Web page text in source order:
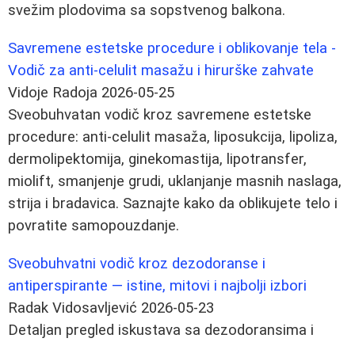
svežim plodovima sa sopstvenog balkona.
Savremene estetske procedure i oblikovanje tela -
Vodič za anti-celulit masažu i hirurške zahvate
Vidoje Radoja 2026-05-25
Sveobuhvatan vodič kroz savremene estetske
procedure: anti-celulit masaža, liposukcija, lipoliza,
dermolipektomija, ginekomastija, lipotransfer,
miolift, smanjenje grudi, uklanjanje masnih naslaga,
strija i bradavica. Saznajte kako da oblikujete telo i
povratite samopouzdanje.
Sveobuhvatni vodič kroz dezodoranse i
antiperspirante — istine, mitovi i najbolji izbori
Radak Vidosavljević 2026-05-23
Detaljan pregled iskustava sa dezodoransima i